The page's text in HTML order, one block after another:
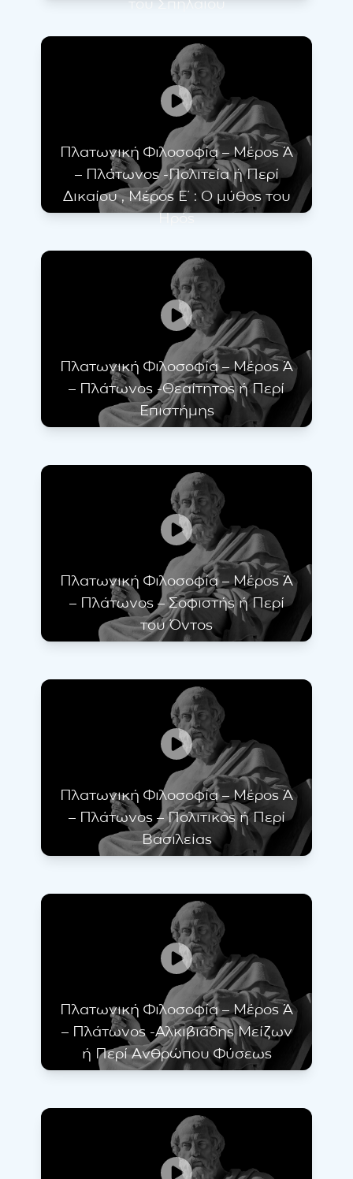
του Σπηλαίου
Πλατωνική Φιλοσοφία – Μέρος Ά
– Πλάτωνος -Πολιτεία ή Περί
Δικαίου , Μέρος Ε΄ : Ο μύθος του
Ηρός
Πλατωνική Φιλοσοφία – Μέρος Ά
– Πλάτωνος -Θεαίτητος ή Περί
Επιστήμης
Πλατωνική Φιλοσοφία – Μέρος Ά
– Πλάτωνος – Σοφιστής ή Περί
του Όντος
Πλατωνική Φιλοσοφία – Μέρος Ά
– Πλάτωνος – Πολιτικός ή Περί
Βασιλείας
Πλατωνική Φιλοσοφία – Μέρος Ά
– Πλάτωνος -Αλκιβιάδης Μείζων
ή Περί Ανθρώπου Φύσεως